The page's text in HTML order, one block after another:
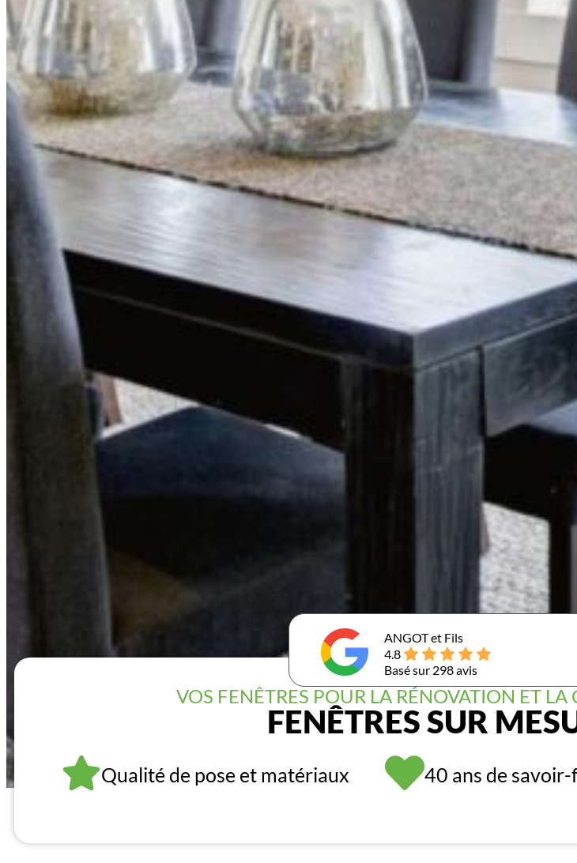
ANGOT et Fils
4.8
Basé sur 298 avis
VOS FENÊTRES POUR LA RÉNOVATION ET
FENÊTRES SUR
Qualité de pose et matériaux 40 ans de